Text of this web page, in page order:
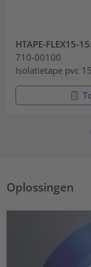
HTAPE-FLEX15-
710-00100
Isolatietape pvc
Oplossingen